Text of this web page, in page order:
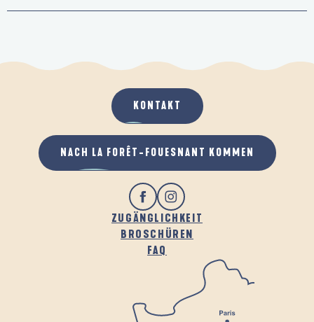
ZUGÄNGLICHKEIT
BROSCHÜREN
FAQ
KONTAKT
NACH LA FORÊT-FOUESNANT KOMMEN